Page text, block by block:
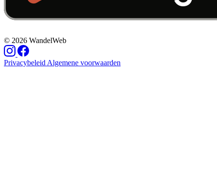
© 2026 WandelWeb
Privacybeleid Algemene voorwaarden